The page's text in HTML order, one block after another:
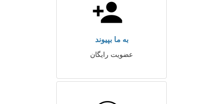
به ما بپیوند
عضویت رایگان